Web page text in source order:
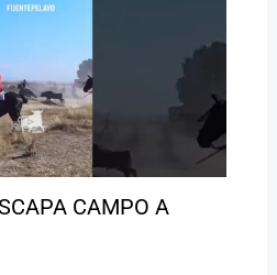
CAMPO A